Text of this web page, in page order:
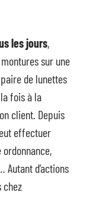
les jours,
sur une
de lunettes
fois à la
client. Depuis
effectuer
Autant d’actions
chez